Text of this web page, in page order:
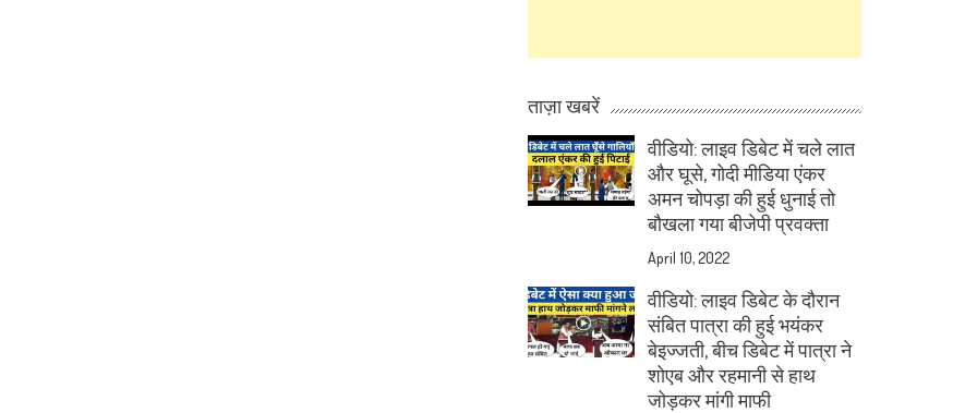
ताज़ा खबरें
वीडियो: लाइव डिबेट में चले लात
और घूसे, गोदी मीडिया एंकर
अमन चोपड़ा की हुई धुनाई तो
बौखला गया बीजेपी प्रवक्ता
April 10, 2022
वीडियो: लाइव डिबेट के दौरान
संबित पात्रा की हुई भयंकर
बेइज्जती, बीच डिबेट में पात्रा ने
शोएब और रहमानी से हाथ
जोड़कर मांगी माफी